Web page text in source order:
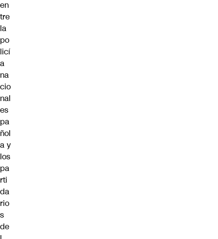
en
tre
la
po
licí
a
na
cio
nal
es
pa
ñol
a y
los
pa
rti
da
rio
s
de